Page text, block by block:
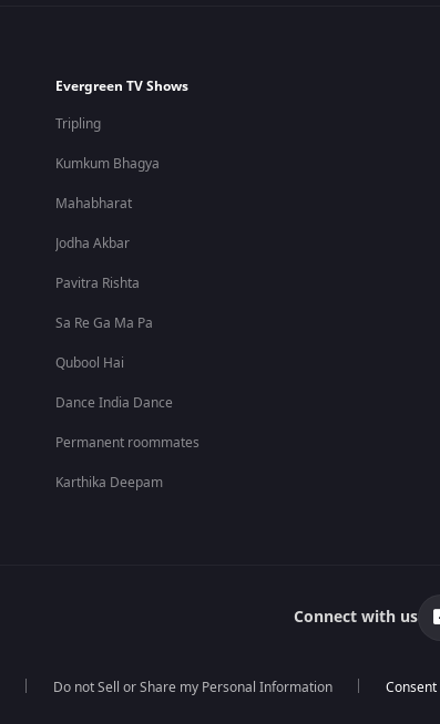
Evergreen TV Shows
Tripling
Kumkum Bhagya
Mahabharat
Jodha Akbar
Pavitra Rishta
Sa Re Ga Ma Pa
Qubool Hai
Dance India Dance
Permanent roommates
Karthika Deepam
Connect with us
Do not Sell or Share my Personal Information